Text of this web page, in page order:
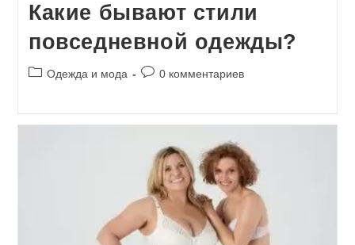
Какие бывают стили
повседневной одежды?
Рубрика
Одежда и мода
Комментарии
0 комментариев